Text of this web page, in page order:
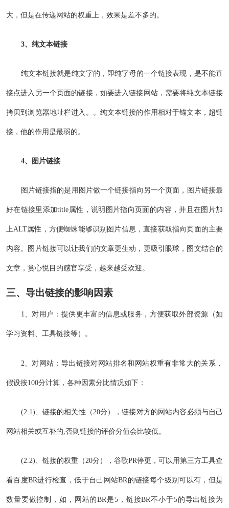
大，但是在传递网站的权重上，效果是差不多的。
3、纯文本链接
纯文本链接就是纯文字的，即纯字母的一个链接表现，是不能直
接点进入另一个页面的链接，如要进入链接网站，需要将纯文本链接
拷贝到浏览器地址栏进入。。纯文本链接的作用相对于锚文本，超链
接，他的作用是最弱的。
4、图片链接
图片链接指的是用图片做一个链接指向另一个页面，图片链接最
好在链接里添加title属性，说明图片指向页面的内容，并且在图片加
上ALT属性，方便蜘蛛能够识别图片信息，直接获取指向页面的主要
内容。图片链接可以让我们的文章更生动，更吸引眼球，图文结合的
文章，赏心悦目的感官享受，越来越受欢迎。
三、导出链接的影响因素
1、对用户：提供更丰富的信息或服务，方便获取外部资源（如
学习资料、工具链接等）。
2、对网站：导出链接对网站排名和网站权重有非常大的关系，
假设按100分计算，各种因素分比情况如下：
(2.1)、链接的相关性（20分），链接对方的网站内容必须与自己
网站相关或互补的,否则链接的评价分值会比较低。
(2.2)、链接的权重（20分），谷歌PR停更，可以用第三方工具查
看百度BR进行检查，低于自己网站BR的链接每个级别可以有，但是
数量要做控制，如，网站的BR是5，链接BR不小于5的导出链接为